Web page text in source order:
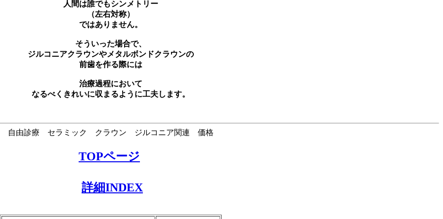
人間は誰でもシンメトリー
（左右対称）
ではありません。
そういった場合で、
ジルコニアクラウンやメタルボンドクラウンの
前歯を作る際には
治療過程において
なるべくきれいに収まるように工夫します。
自由診療 セラミック クラウン ジルコニア関連 価格
TOPページ
詳細INDEX